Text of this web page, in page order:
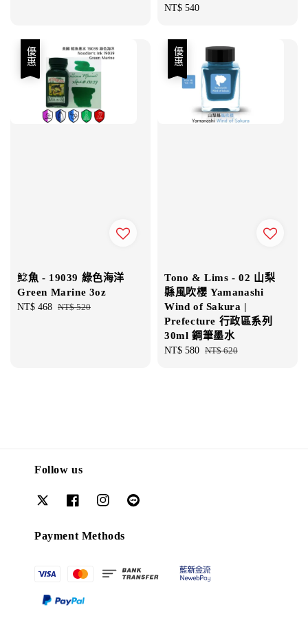
Regular
NT$ 540
優惠
鯰魚 - 19039 綠色海洋
Green Marine 3oz
Sale
NT$ 468 Regular
NT$ 520
優惠
Tono & Lims - 02 山梨
縣風吹櫻 Yamanashi
Wind of Sakura |
Prefecture 行政區系列
30ml 鋼筆墨水
Sale
NT$ 580 Regular
NT$ 620
Follow us
Payment Methods